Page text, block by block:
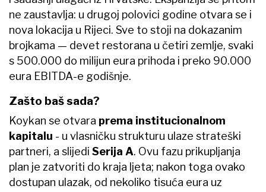
ne zaustavlja: u drugoj polovici godine otvara se i
nova lokacija u Rijeci. Sve to stoji na dokazanim
brojkama — devet restorana u četiri zemlje, svaki
s 500.000 do milijun eura prihoda i preko 90.000
eura EBITDA-e godišnje.
Zašto baš sada?
Koykan se otvara prema institucionalnom
kapitalu - u vlasničku strukturu ulaze strateški
partneri, a slijedi Serija A. Ovu fazu prikupljanja
plan je zatvoriti do kraja ljeta; nakon toga ovako
dostupan ulazak, od nekoliko tisuća eura uz